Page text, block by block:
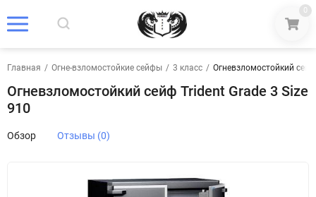
0
Главная / Огне-взломостойкие сейфы / 3 класс / Огневзломостойкий
Огневзломостойкий сейф Trident Grade 3 Size
910
Обзор Отзывы (0)